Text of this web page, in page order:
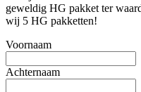
geweldig HG pakket ter
wij 5 HG pakketten!
Voornaam
Achternaam